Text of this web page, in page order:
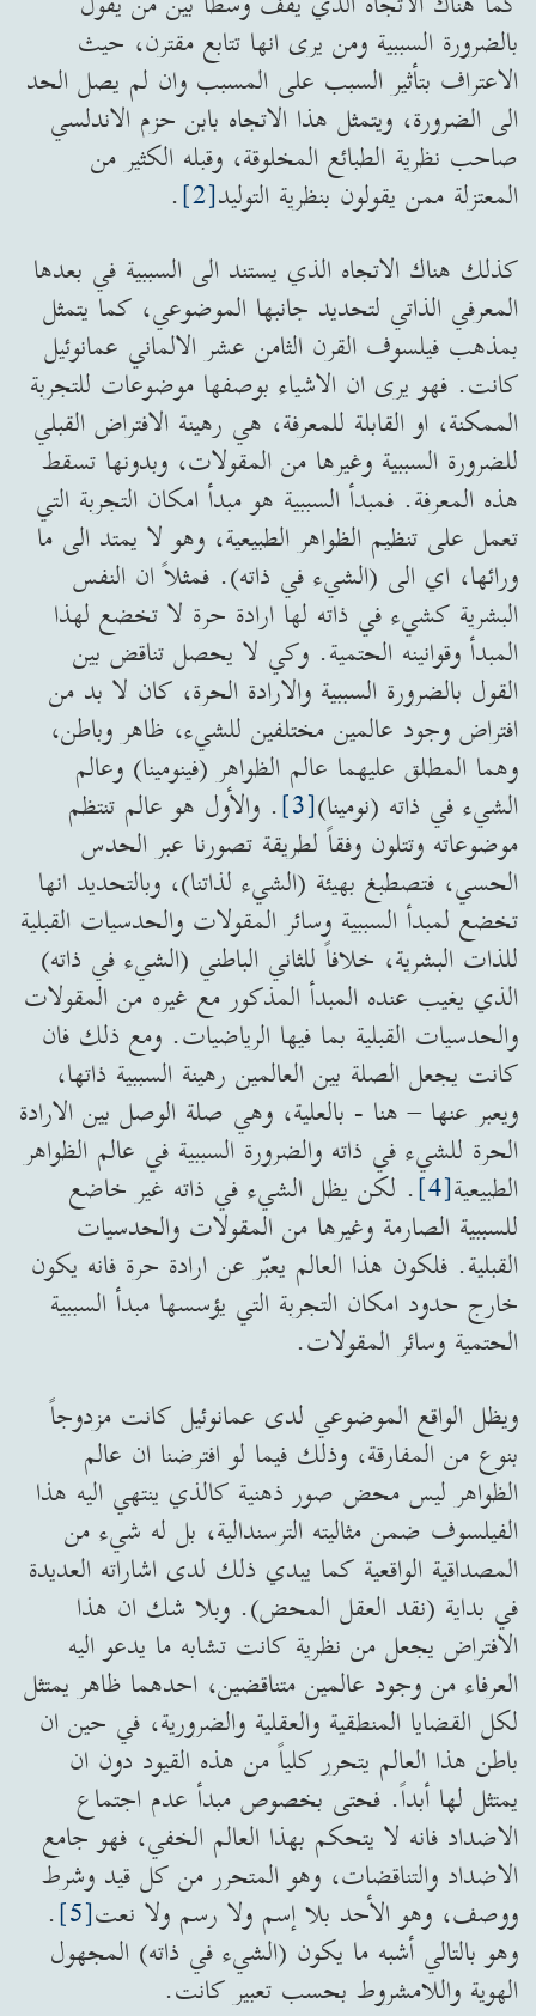
بالضرورة السببية ومن يرى انها تتابع مقترن، حيث
الاعتراف بتأثير السبب على المسبب وان لم يصل الحد
الى الضرورة، ويتمثل هذا الاتجاه بابن حزم الاندلسي
صاحب نظرية الطبائع المخلوقة، وقبله الكثير من
المعتزلة ممن يقولون بنظرية التوليد[2]
.
كذلك هناك الاتجاه الذي يستند الى السببية في بعدها
المعرفي الذاتي لتحديد جانبها الموضوعي، كما يتمثل
بمذهب فيلسوف القرن الثامن عشر الالماني عمانوئيل
كانت. فهو يرى ان الاشياء بوصفها موضوعات للتجربة
الممكنة، او القابلة للمعرفة، هي رهينة الافتراض القبلي
للضرورة السببية وغيرها من المقولات، وبدونها تسقط
هذه المعرفة. فمبدأ السببية هو مبدأ امكان التجربة التي
تعمل على تنظيم الظواهر الطبيعية، وهو لا يمتد الى ما
ورائها، اي الى (الشيء في ذاته). فمثلاً ان النفس
البشرية كشيء في ذاته لها ارادة حرة لا تخضع لهذا
المبدأ وقوانينه الحتمية. وكي لا يحصل تناقض بين
القول بالضرورة السببية والارادة الحرة، كان لا بد من
افتراض وجود عالمين مختلفين للشيء، ظاهر وباطن،
وهما المطلق عليهما عالم الظواهر (فينومينا) وعالم
الشيء في ذاته (نومينا)[3]
. والأول هو عالم تنتظم
موضوعاته وتتلون وفقاً لطريقة تصورنا عبر الحدس
الحسي، فتصطبغ بهيئة (الشيء لذاتنا)، وبالتحديد انها
تخضع لمبدأ السببية وسائر المقولات والحدسيات القبلية
للذات البشرية، خلافاً للثاني الباطني (الشيء في ذاته)
الذي يغيب عنده المبدأ المذكور مع غيره من المقولات
والحدسيات القبلية بما فيها الرياضيات. ومع ذلك فان
كانت يجعل الصلة بين العالمين رهينة السببية ذاتها،
ويعبر عنها – هنا - بالعلية، وهي صلة الوصل بين الارادة
الحرة للشيء في ذاته والضرورة السببية في عالم الظواهر
الطبيعية[4]
. لكن يظل الشيء في ذاته غير خاضع
للسببية الصارمة وغيرها من المقولات والحدسيات
القبلية. فلكون هذا العالم يعبّر عن ارادة حرة فانه يكون
خارج حدود امكان التجربة التي يؤسسها مبدأ السببية
الحتمية وسائر المقولات.
ويظل الواقع الموضوعي لدى عمانوئيل كانت مزدوجاً
بنوع من المفارقة، وذلك فيما لو افترضنا ان عالم
الظواهر ليس محض صور ذهنية كالذي ينتهي اليه هذا
الفيلسوف ضمن مثاليته الترسندالية، بل له شيء من
المصداقية الواقعية كما يبدي ذلك لدى اشاراته العديدة
في بداية (نقد العقل المحض). وبلا شك ان هذا
الافتراض يجعل من نظرية كانت تشابه ما يدعو اليه
العرفاء من وجود عالمين متناقضين، احدهما ظاهر يمتثل
لكل القضايا المنطقية والعقلية والضرورية، في حين ان
باطن هذا العالم يتحرر كلياً من هذه القيود دون ان
يمتثل لها أبداً. فحتى بخصوص مبدأ عدم اجتماع
الاضداد فانه لا يتحكم بهذا العالم الخفي، فهو جامع
الاضداد والتناقضات، وهو المتحرر من كل قيد وشرط
ووصف، وهو الأحد بلا إسم ولا رسم ولا نعت[5]
.
وهو بالتالي أشبه ما يكون (الشيء في ذاته) المجهول
الهوية واللامشروط بحسب تعبير كانت.